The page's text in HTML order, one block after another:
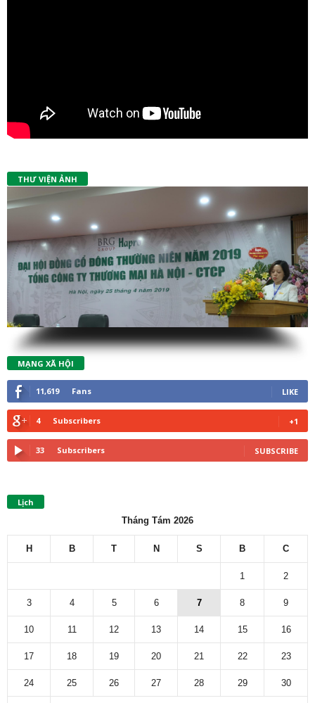
THƯ VIỆN ẢNH
MẠNG XÃ HỘI
11,619 Fans LIKE
4 Subscribers +1
33 Subscribers SUBSCRIBE
Lịch
Tháng Tám 2026
H B T N S B C
1 2
3 4 5 6 7 8 9
10 11 12 13 14 15 16
17 18 19 20 21 22 23
24 25 26 27 28 29 30